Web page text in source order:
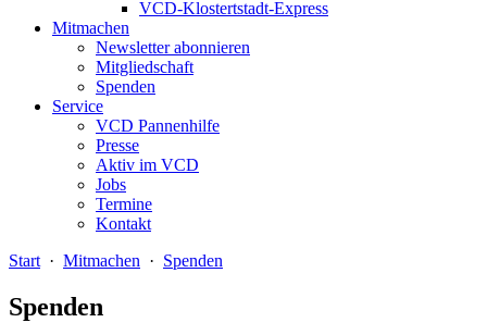
VCD-Klostertstadt-Express
Mitmachen
Newsletter abonnieren
Mitgliedschaft
Spenden
Service
VCD Pannenhilfe
Presse
Aktiv im VCD
Jobs
Termine
Kontakt
Start · Mitmachen · Spenden
Spenden